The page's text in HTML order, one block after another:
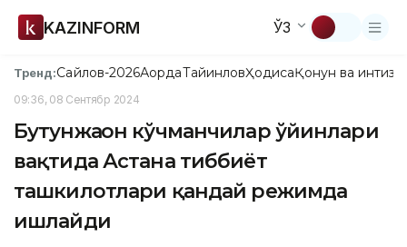
KAZINFORM ЎЗ
Тренд:Сайлов-2026АқордаТайинловҲодисаҚонун ва
09:36, 08 Сентябр 2024
Бутунжаҳон кўчманчилар ўйинлари
вақтида Астана тиббиёт
ташкилотлари қандай режимда
ишлайди